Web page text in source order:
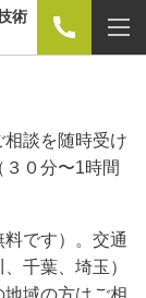
術
談を随時受け
０分〜1時間
です）。交通
千葉、埼玉）
域の方はご相